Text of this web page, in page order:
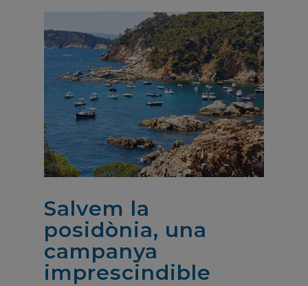
Salvem la
posidònia, una
campanya
imprescindible